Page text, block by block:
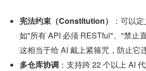
宪法约束（Constitution）
：可以
如"所有 API 必须 RESTful"、"禁止
这相当于给 AI 戴上紧箍咒，防止它
多仓库协调 ：支持跨 22 个以上 AI